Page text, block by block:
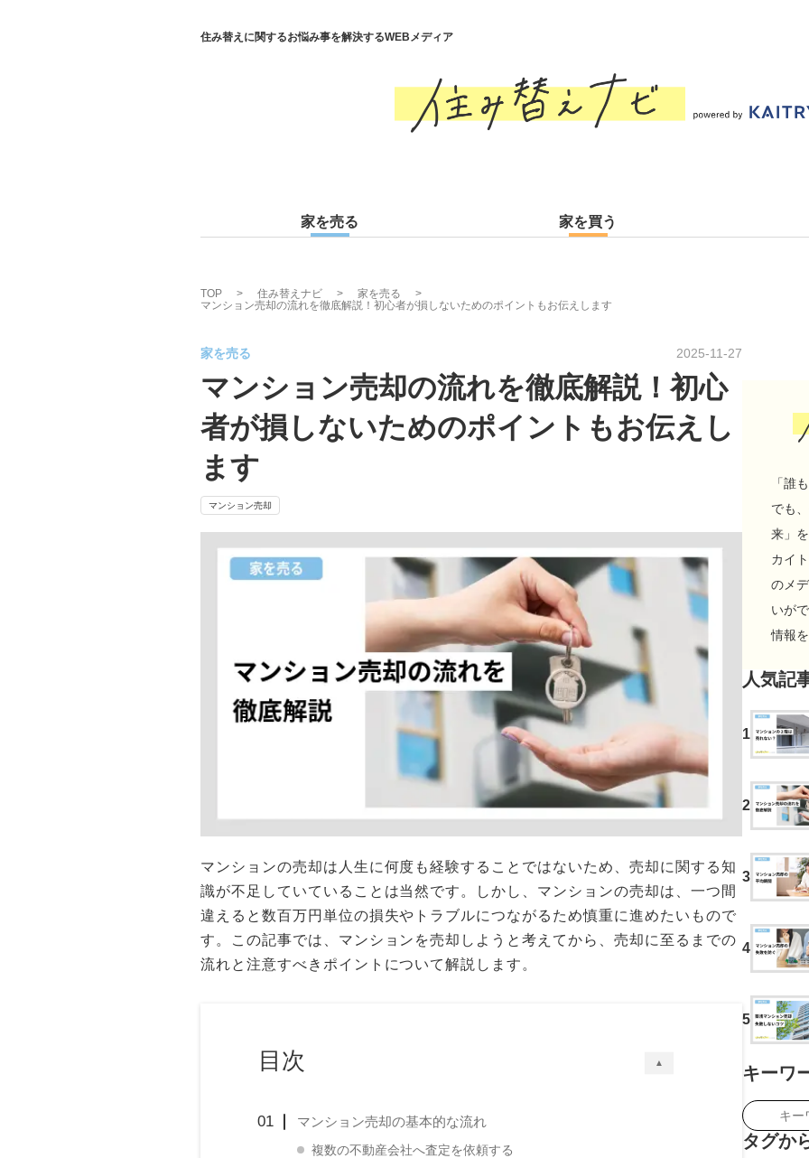
住み替えに関するお悩み事を解決するWEBメディア
家を売る 家を買う
TOP 住み替えナビ
家を売る
マンション売却の流れを徹底解説！初心者が損しないためのポイントもお伝えします
家を売る 2025-11-27
マンション売却の流れを徹底解説！初心
者が損しないためのポイントもお伝えし
ます
マンション売却
マンションの売却は人生に何度も経験することではないため、売却に関する知
識が不足していていることは当然です。しかし、マンションの売却は、一つ間
違えると数百万円単位の損失やトラブルにつながるため慎重に進めたいもので
す。この記事では、マンションを売却しようと考えてから、売却に至るまでの
流れと注意すべきポイントについて解説します。
▲
目次
マンション売却の基本的な流れ
複数の不動産会社へ査定を依頼する
「誰
でも
来」
カイ
のメ
いが
情報
人気記
1
2
3
4
5
キーワ
タグか